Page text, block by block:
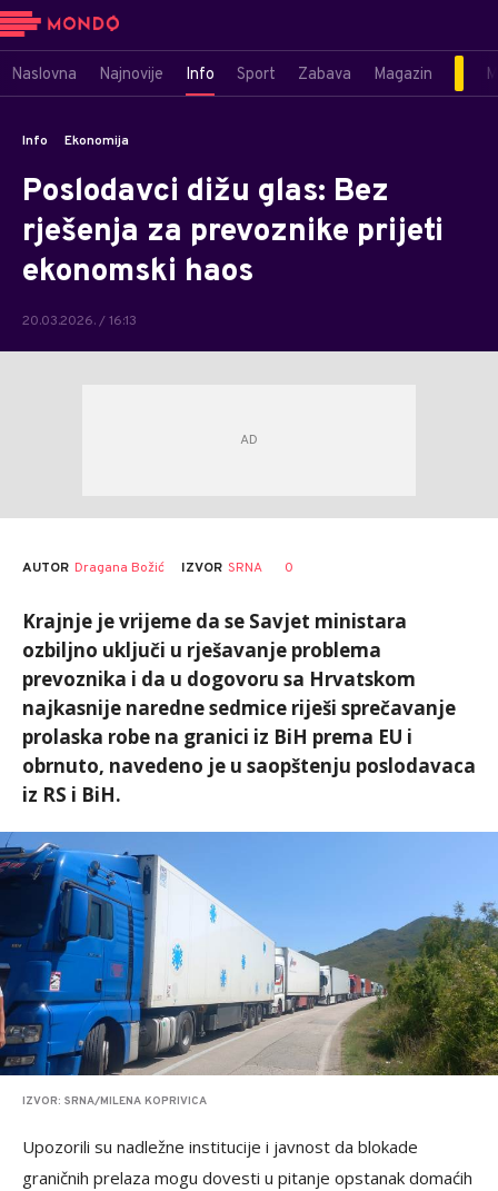
Naslovna Najnovije Info Sport Zabava Magazin
Info Ekonomija
Poslodavci dižu glas: Bez
rješenja za prevoznike prijeti
ekonomski haos
20.03.2026. / 16:13
AUTOR Dragana Božić IZVOR SRNA 0
Krajnje je vrijeme da se Savjet ministara
ozbiljno uključi u rješavanje problema
prevoznika i da u dogovoru sa Hrvatskom
najkasnije naredne sedmice riješi sprečavanje
prolaska robe na granici iz BiH prema EU i
obrnuto, navedeno je u saopštenju poslodavaca
iz RS i BiH.
IZVOR: SRNA/MILENA KOPRIVICA
Upozorili su nadležne institucije i javnost da blokade
graničnih prelaza mogu dovesti u pitanje opstanak domaćih